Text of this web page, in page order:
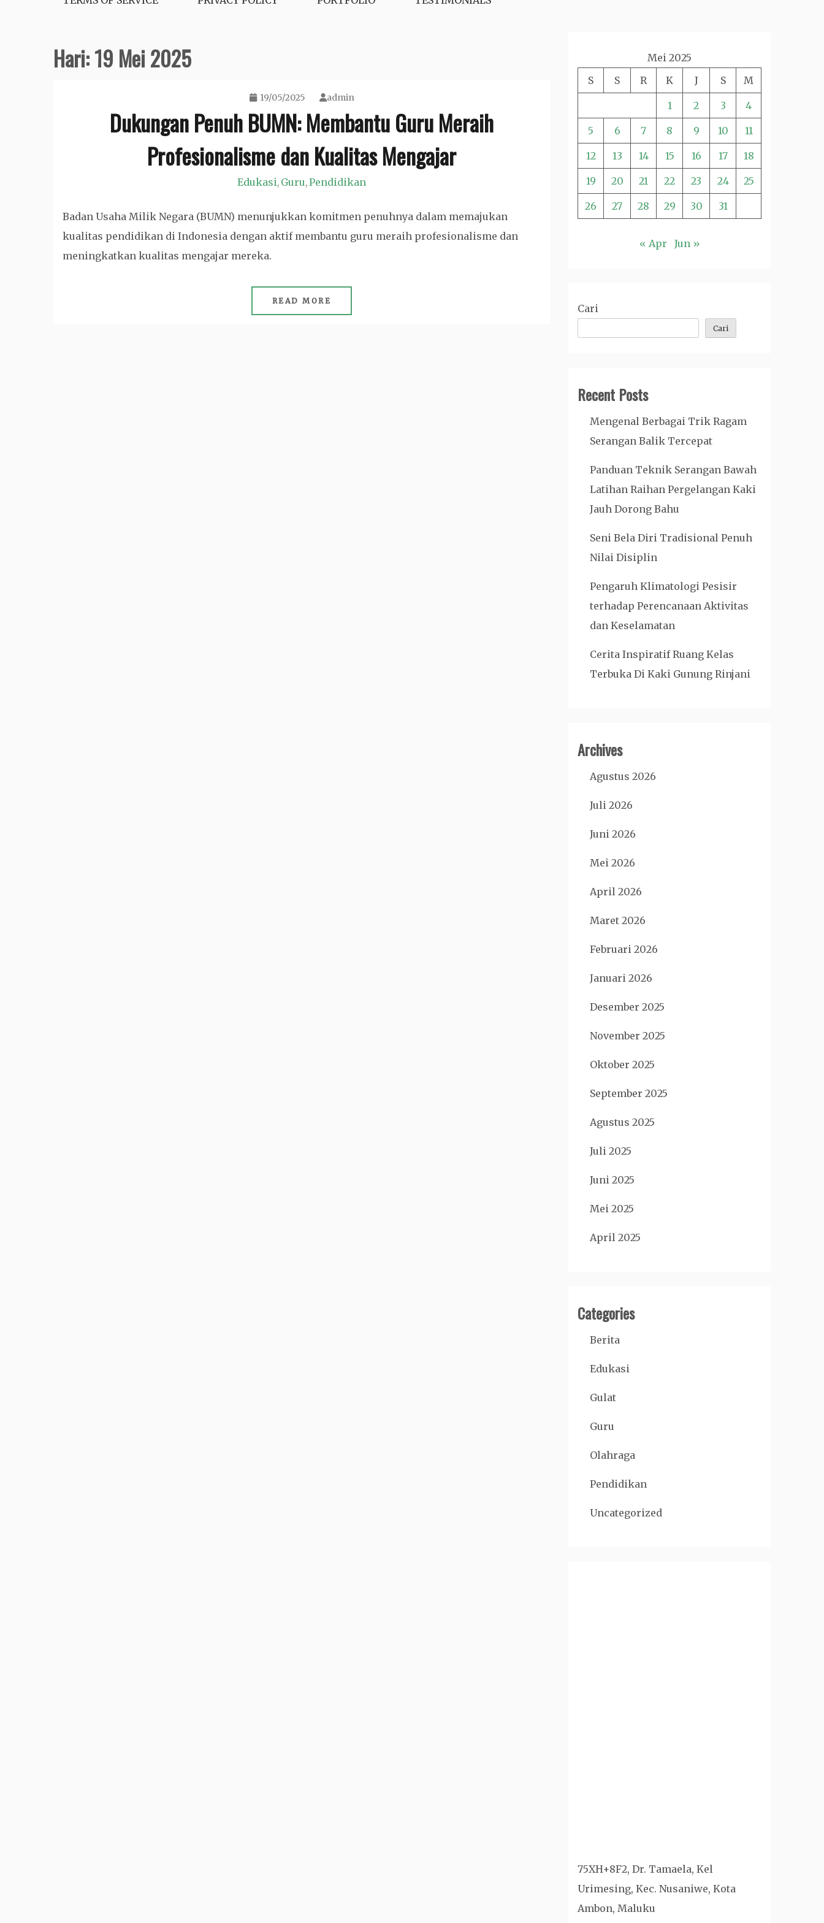
Hari:19 Mei 2025
19/05/2025 admin
Dukungan Penuh BUMN: Membantu Guru Meraih
Profesionalisme dan Kualitas Mengajar
Edukasi, Guru,Pendidikan
Badan Usaha Milik Negara (BUMN) menunjukkan komitmen penuhnya dalam memajukan
kualitas pendidikan di Indonesia dengan aktif membantu guru meraih profesionalisme dan
meningkatkan kualitas mengajar mereka.
READ MORE
Mei 2025
S
S R K J S M
1 2 3 4
5 6 7 8 9 10 11
12 13 14 15 16 17 18
19 20 21 22 23 24 25
26 27 28 29 30 31
« Apr Jun »
Cari
Cari
Recent Posts
Mengenal Berbagai Trik Ragam
Serangan Balik Tercepat
Panduan Teknik Serangan Bawah
Latihan Raihan Pergelangan Kaki
Jauh Dorong Bahu
Seni Bela Diri Tradisional Penuh
Nilai Disiplin
Pengaruh Klimatologi Pesisir
terhadap Perencanaan Aktivitas
dan Keselamatan
Cerita Inspiratif Ruang Kelas
Terbuka Di Kaki Gunung Rinjani
Archives
Agustus 2026
Juli 2026
Juni 2026
Mei 2026
April 2026
Maret 2026
Februari 2026
Januari 2026
Desember 2025
November 2025
Oktober 2025
September 2025
Agustus 2025
Juli 2025
Juni 2025
Mei 2025
April 2025
Categories
Berita
Edukasi
Gulat
Guru
Olahraga
Pendidikan
Uncategorized
75XH+8F2, Dr. Tamaela, Kel
Urimesing, Kec. Nusaniwe, Kota
Ambon, Maluku